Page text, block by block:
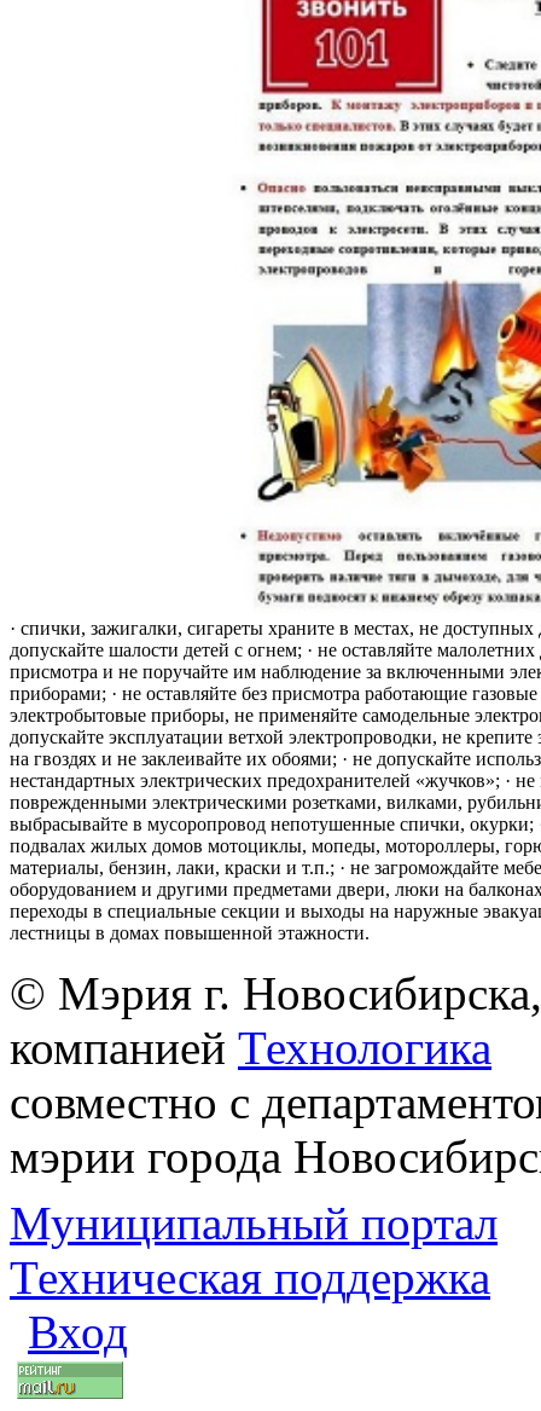
· спички, зажигалки, сигареты храните в местах, не доступных
допускайте шалости детей с огнем; · не оставляйте малолетних
присмотра и не поручайте им наблюдение за включенными
приборами; · не оставляйте без присмотра работающие
электробытовые приборы, не применяйте самодельные
допускайте эксплуатации ветхой электропроводки, не крепите
на гвоздях и не заклеивайте их обоями; · не допускайте
нестандартных электрических предохранителей «жучков»; · не
поврежденными электрическими розетками, вилками,
выбрасывайте в мусоропровод непотушенные спички, окурки;
подвалах жилых домов мотоциклы, мопеды, мотороллеры,
материалы, бензин, лаки, краски и т.п.; · не загромождайте
оборудованием и другими предметами двери, люки на
переходы в специальные секции и выходы на наружные
лестницы в домах повышенной этажности.
© Мэрия г.
компанией Технологика
совместно с
мэрии города
Муниципальный портал
Техническая поддержка
Вход